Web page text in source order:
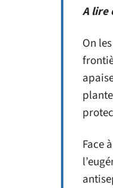
A lire
On
Face